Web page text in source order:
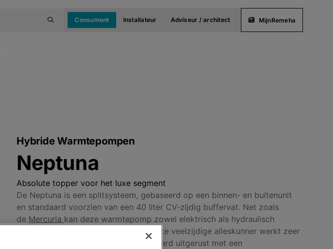
Consument Installateur Adviseur / architect MijnRemeha
Hybride Warmtepompen
Neptuna
Absolute topper voor het luxe segment
De Neptuna is een splitsysteem, gebaseerd op een binnen- en buitenunit
en standaard voorzien van een 40 liter CV-zijdig buffervat. Net zoals
de Mercuria kan deze warmtepomp zowel elektrisch als hydraulisch
bijverwarmen en optioneel koelen. Deze veelzijdige alleskunner werkt zeer
eenvoudig. De warmtepomp is standaard uitgerust met een